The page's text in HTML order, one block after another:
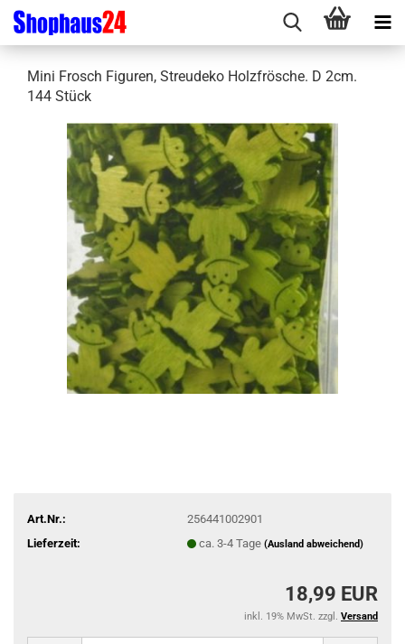
Mini Frosch Figuren, Streudeko Holzfrösche. D 2cm.
144 Stück
Art.Nr.:
256441002901
Lieferzeit:
ca. 3-4 Tage (Ausland abweichend)
18,99 EUR
inkl. 19% MwSt. zzgl. Versand